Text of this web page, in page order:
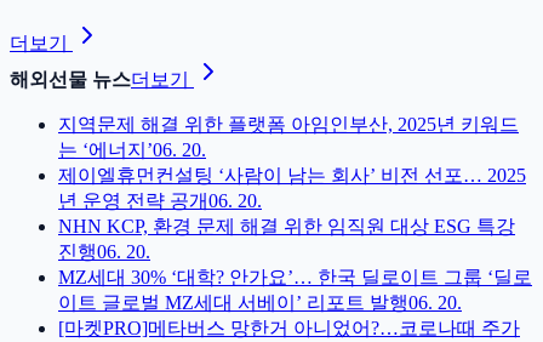
더보기
해외선물 뉴스더보기
지역문제 해결 위한 플랫폼 아임인부산, 2025년 키워드
는 ‘에너지’06. 20.
제이엘휴먼컨설팅 ‘사람이 남는 회사’ 비전 선포… 2025
년 운영 전략 공개06. 20.
NHN KCP, 환경 문제 해결 위한 임직원 대상 ESG 특강
진행06. 20.
MZ세대 30% ‘대학? 안가요’… 한국 딜로이트 그룹 ‘딜로
이트 글로벌 MZ세대 서베이’ 리포트 발행06. 20.
[마켓PRO]메타버스 망한거 아니었어?…코로나때 주가